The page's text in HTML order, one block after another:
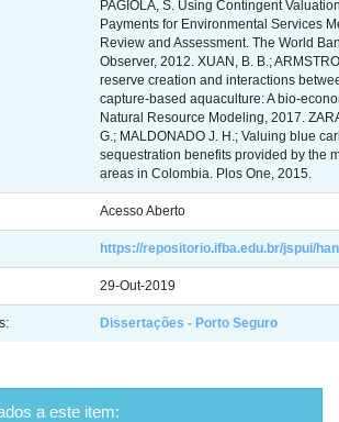
Acesso Aberto
https://repositorio.ifba.edu.br/jspui/
29-Out-2019
Dissertações - Porto Seguro
a este item: